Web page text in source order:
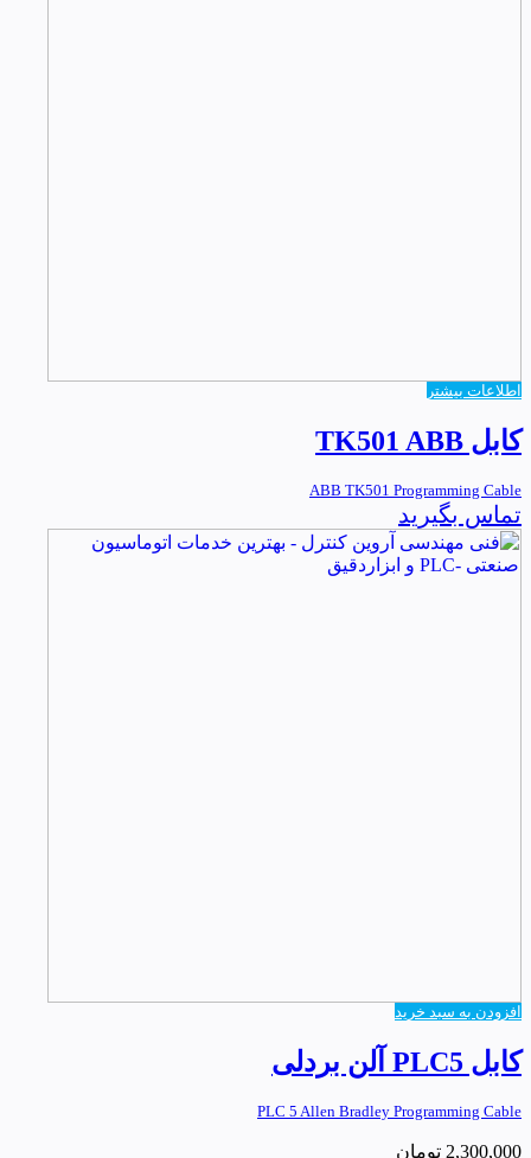
اطلاعات بیشتر
کابل TK501 ABB
ABB TK501 Programming Cable
تماس بگیرید
افزودن به سبد خرید
کابل PLC5 آلن بردلی
PLC 5 Allen Bradley Programming Cable
2,300,000 تومان